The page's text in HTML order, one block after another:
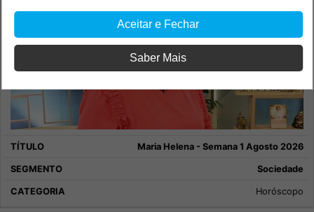
Maria Helena - Semana 1 Agosto 2026
Sociedade
Horóscopo
Aceitar e Fechar
Saber Mais